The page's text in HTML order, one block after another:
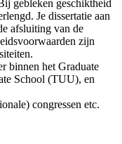
gebleken geschiktheid
Je dissertatie aan
afsluiting van de
zijn
binnen het Graduate
School (TUU), en
congressen etc.